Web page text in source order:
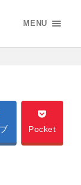
MENU
Pocket